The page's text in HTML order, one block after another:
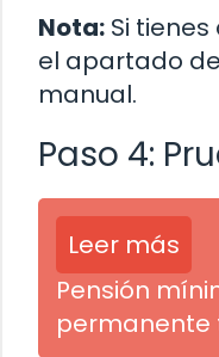
Nota: Si
el apartado
manual.
Paso 4:
Leer más
Pensión
permanente